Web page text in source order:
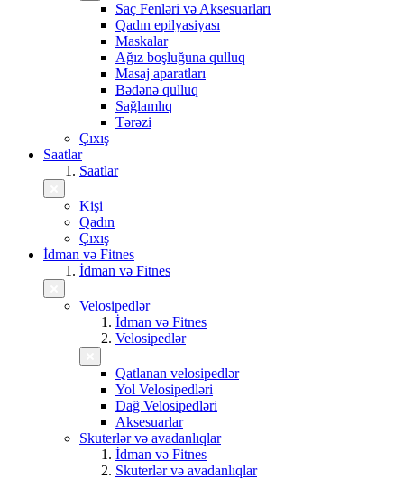
Saç Fenləri və Aksesuarları
Qadın epilyasiyası
Maskalar
Ağız boşluğuna qulluq
Masaj aparatları
Bədənə qulluq
Sağlamlıq
Tərəzi
Çıxış
Saatlar
Saatlar
Kişi
Qadın
Çıxış
İdman və Fitnes
İdman və Fitnes
Velosipedlər
İdman və Fitnes
Velosipedlər
Qatlanan velosipedlər
Yol Velosipedləri
Dağ Velosipedləri
Aksesuarlar
Skuterlər və avadanlıqlar
İdman və Fitnes
Skuterlər və avadanlıqlar